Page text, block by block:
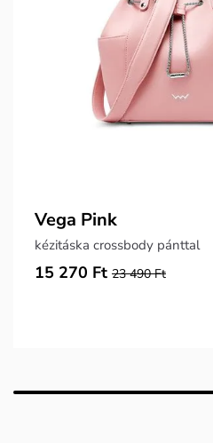
Vega Pink
kézitáska crossbody pánttal
15 270 Ft 23 490 Ft